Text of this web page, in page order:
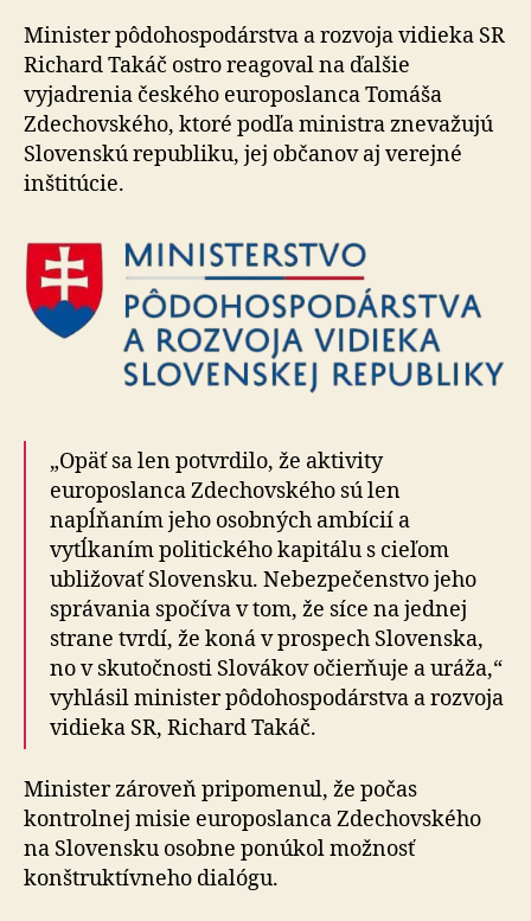
kariéru
na
očierňovaní
Slovenska
Minister pôdohospodárstva a rozvoja vidieka SR
Richard Takáč ostro reagoval na ďalšie
vyjadrenia českého eu­ro­pos­lan­ca Tomáša
Zdechovského, ktoré podľa ministra znevažujú
Slovenskú republiku, jej občanov aj verejné
inštitúcie.
„Opäť sa len potvrdilo, že aktivity
europoslanca Zde­chov­ského sú len
napĺňaním jeho osobných ambícií a
vytĺkaním politického kapitálu s cieľom
ubližovať Slovensku. Nebezpečenstvo jeho
správania spočíva v tom, že síce na jednej
strane tvrdí, že koná v prospech Slovenska,
no v skutočnosti Slovákov očierňuje a urá­ža,“
vyhlásil minister pôdohospodárstva a rozvoja
vidieka SR, Richard Takáč.
Minister zároveň pripomenul, že počas
kontrolnej misie europoslanca Zdechovského
na Slovensku osobne po­nú­kol možnosť
konštruktívneho dialógu.